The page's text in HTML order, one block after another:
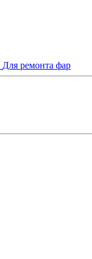
Для ремонта фар